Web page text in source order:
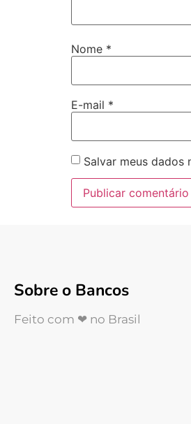
Nome *
E-mail *
Salvar meus dados
Sobre o Bancos
Feito com ❤ no Brasil